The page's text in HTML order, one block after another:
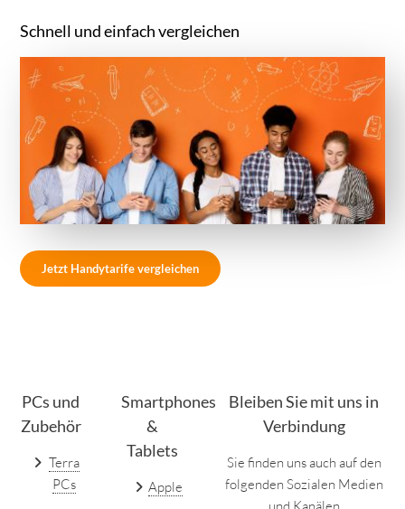
Schnell und einfach vergleichen
Jetzt Handytarife vergleichen
PCs und
Zubehör
Terra
PCs
Smartphones
&
Tablets
Apple
Bleiben Sie mit uns in
Verbindung
Sie finden uns auch auf den
folgenden Sozialen Medien
und Kanälen